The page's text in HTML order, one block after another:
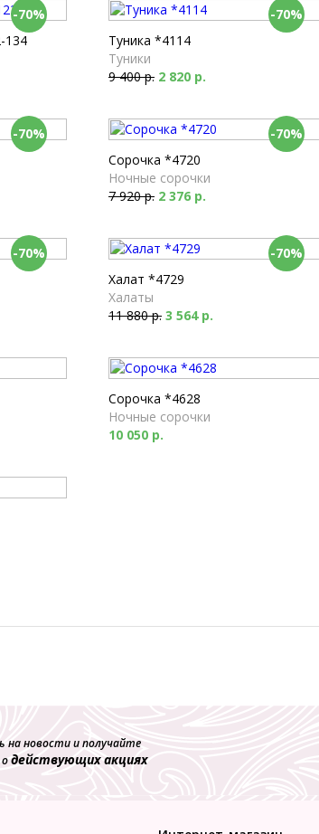
-70%
134
-70%
Туника *4114
Туники
9 400 р. 2 820 р.
-70%
-70%
Сорочка *4720
Ночные сорочки
7 920 р. 2 376 р.
-70%
-70%
Халат *4729
Халаты
11 880 р. 3 564 р.
Сорочка *4628
Ночные сорочки
10 050 р.
на новости и получайте
действующих акциях